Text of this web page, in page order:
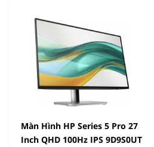
Màn Hình HP Series 5 Pro 27
Inch QHD 100Hz IPS 9D9S0UT